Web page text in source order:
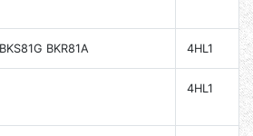
BKR81A 4HL1
4HL1